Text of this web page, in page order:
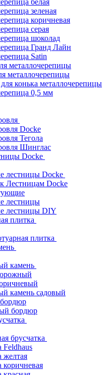
белая
зеленая
коричневая
серая
шоколад
Гранд Лайн
Satin
металлочерепицы
металлочерепицы
конька металлочерепицы
0,5 мм
Docke
Тегола
Шинглас
Docke
лестницы Docke
Лестницам Docke
лестницы
лестницы DIY
плитка
плитка
камень
камень садовый
бордюр
брусчатка
Feldhaus
желтая
коричневая